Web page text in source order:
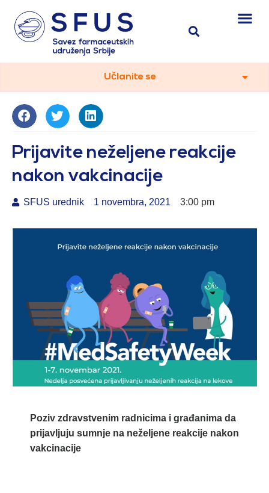
Učlanite se
Prijavite neželjene reakcije
nakon vakcinacije
SFUS urednik 1 novembra, 2021 3:00 pm
Poziv zdravstvenim radnicima i građanima da
prijavljuju sumnje na neželjene reakcije nakon
vakcinacije